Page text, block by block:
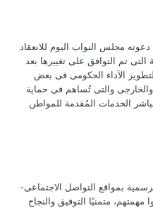
مجلس النواب اليوم للانعقاد
تم التوافق على تغييرها بعد
الآداء الحكومى فى بعض
والتى تُساهم فى حماية
الخدمات المُقدمة للمواطن
بمواقع التواصل الاجتماعى-
مهمتهم، متمنيًا التوفيق والنجاح